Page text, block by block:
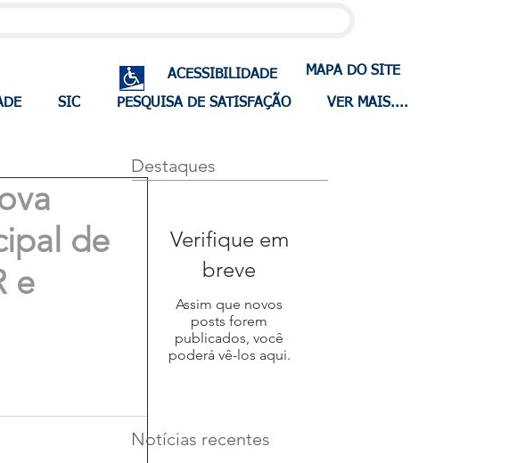
ACESSIBILIDADE MAPA DO SITE
SIC PESQUISA DE SATISFAÇÃO VER MAIS....
de
e
Destaques
Verifique em
breve
Assim que novos
posts forem
publicados, você
poderá vê-los aqui.
Notícias recentes